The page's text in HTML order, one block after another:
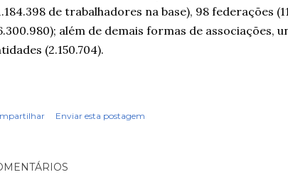
de trabalhadores na base), 98 federações
além de demais formas de associações,
(2.150.704).
Enviar esta postagem